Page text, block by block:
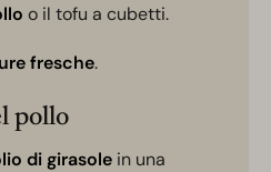
o il tofu a cubetti.
fresche.
pollo
di girasole in una